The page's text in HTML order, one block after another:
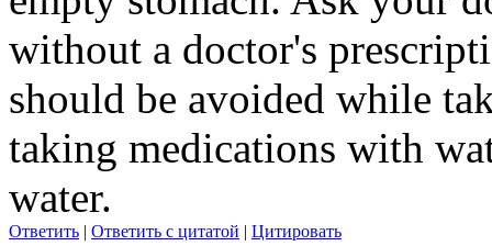
without a doctor's
should be avoided while
taking medications with
water.
Ответить | Ответить с цитатой | Цитировать